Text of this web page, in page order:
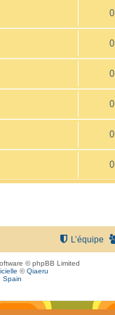
0
0
0
0
0
0
L’équipe
© phpBB Limited
©Qiaeru
Spain